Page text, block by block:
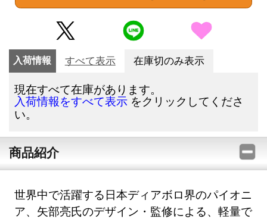
入荷情報 すべて表示 在庫切のみ表示
現在すべて在庫があります。
入荷情報をすべて表示 をクリックしてくださ
い。
商品紹介
世界中で活躍する日本ディアボロ界のパイオニ
ア、矢部亮氏のデザイン・監修による、軽量で